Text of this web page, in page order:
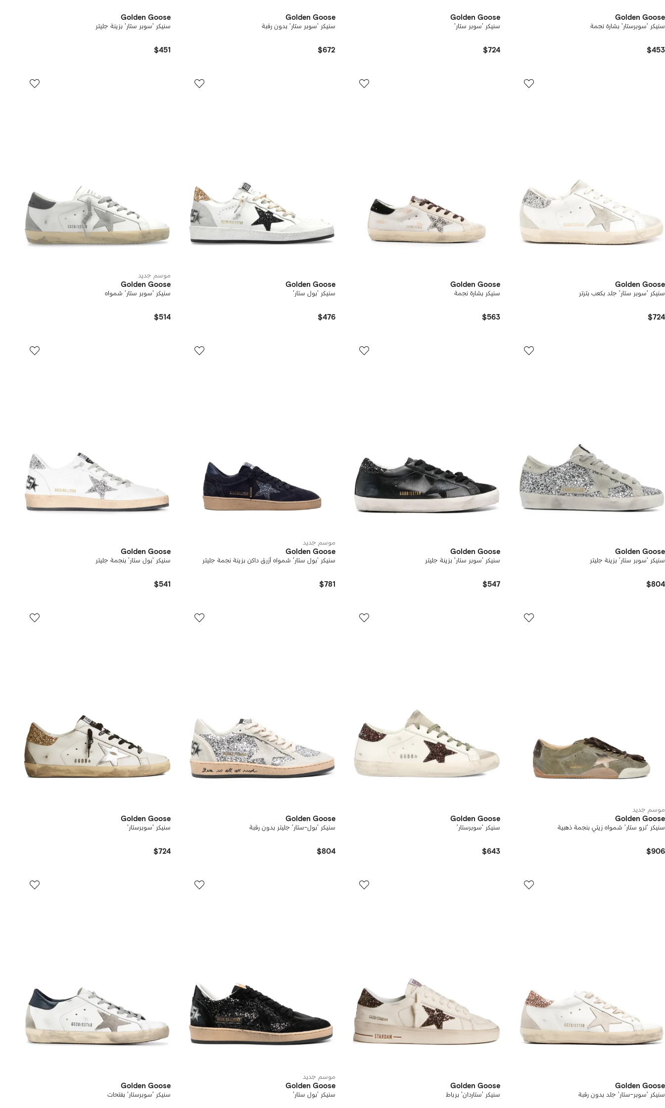
Golden Goose
سنيكر 'سوبرستار' بشارة نجمة
$453
Golden Goose
سنيكر 'سوبر ستار'
$724
Golden Goose
سنيكر 'سوبر ستار' بدون رقبة
$672
Golden Goose
سنيكر 'سوبر ستار' بزينة جليتر
$451
Golden Goose
سنيكر 'سوبر ستار' جلد بكعب بترتر
$724
Golden Goose
سنيكر بشارة نجمة
$563
Golden Goose
سنيكر 'بول ستار'
$476
موسم جديد
Golden Goose
سنيكر 'سوبر ستار' شمواه
$514
Golden Goose
سنيكر 'سوبر ستار' بزينة جليتر
$804
Golden Goose
سنيكر 'سوبر ستار' بزينة جليتر
$547
موسم جديد
Golden Goose
سنيكر 'بول ستار' شمواه أزرق داكن بزينة نجمة جليتر
$781
Golden Goose
سنيكر 'بول ستار' بنجمة جليتر
$541
موسم جديد
Golden Goose
سنيكر 'ترو ستار' شمواه زيتي بنجمة ذهبية
$906
Golden Goose
سنيكر 'سوبرستار'
$643
Golden Goose
سنيكر 'بول-ستار' جليتر بدون رقبة
$804
Golden Goose
سنيكر 'سوبرستار'
$724
Golden Goose
سنيكر 'سوبر-ستار' جلد بدون رقبة
Golden Goose
سنيكر 'ستاردان' برباط
موسم جديد
Golden Goose
سنيكر 'بول ستار'
Golden Goose
سنيكر 'سوبرستار' بفتحات